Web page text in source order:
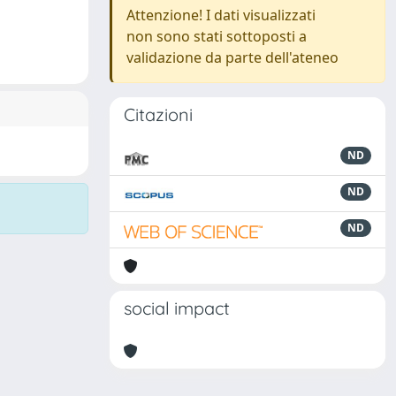
Attenzione! I dati visualizzati
non sono stati sottoposti a
validazione da parte dell'ateneo
Citazioni
ND
ND
ND
social impact